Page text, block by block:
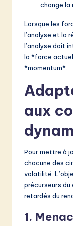
change la
Lorsque les
l’analyse et la
l’analyse doit
la *force
*momentum*.
aux
Pour mettre à
chacune des
volatilité.
précurseurs du
retardés du
1.